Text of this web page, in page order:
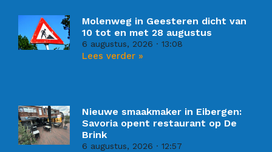
Molenweg in Geesteren dicht van
10 tot en met 28 augustus
6 augustus, 2026 13:08
Lees verder »
Nieuwe smaakmaker in Eibergen:
Savoria opent restaurant op De
Brink
6 augustus, 2026 12:57